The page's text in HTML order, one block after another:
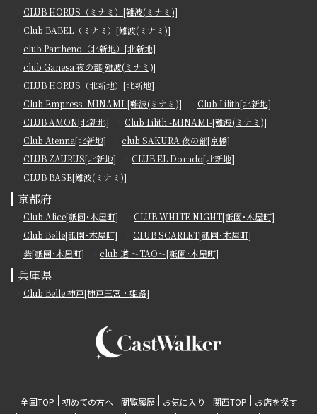
CLUB HORUS（ミナミ）[難波(ミナミ)]
Club BABEL（ミナミ）[難波(ミナミ)]
club Partheno（北新地）[北新地]
club Ganesa 夜の部[難波(ミナミ)]
CLUB HORUS（北新地）[北新地]
Club Empress -MINAMI-[難波(ミナミ)]
Club Lilith[北新地]
CLUB AMON[北新地]
Club Lilith -MINAMI-[難波(ミナミ)]
Club Atenna[北新地]
club SAKURA 夜の部[京橋]
CLUB ZAURUS[北新地]
CLUB EL Dorado[北新地]
CLUB BASE[難波(ミナミ)]
京都府
Club Alice[祇園･木屋町]
CLUB WHITE NIGHT[祇園･木屋町]
Club Belle[祇園･木屋町]
CLUB SCARLET[祇園･木屋町]
紫[祇園･木屋町]
club 道 ～TAO～[祇園･木屋町]
兵庫県
Club Belle 神戸[神戸三宮・姫路]
全国TOP 初めての方へ 閲覧履歴 お気に入り 関西TOP お店を探す